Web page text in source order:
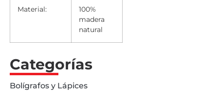
Material:
100%
madera
natural
Categorías
Bolígrafos y Lápices